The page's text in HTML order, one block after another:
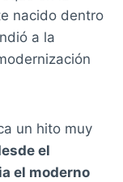
nacido dentro
a la
un hito muy
el
el moderno